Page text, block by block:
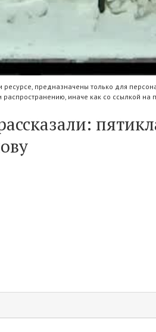
предназначены только для
иначе как со ссылкой на